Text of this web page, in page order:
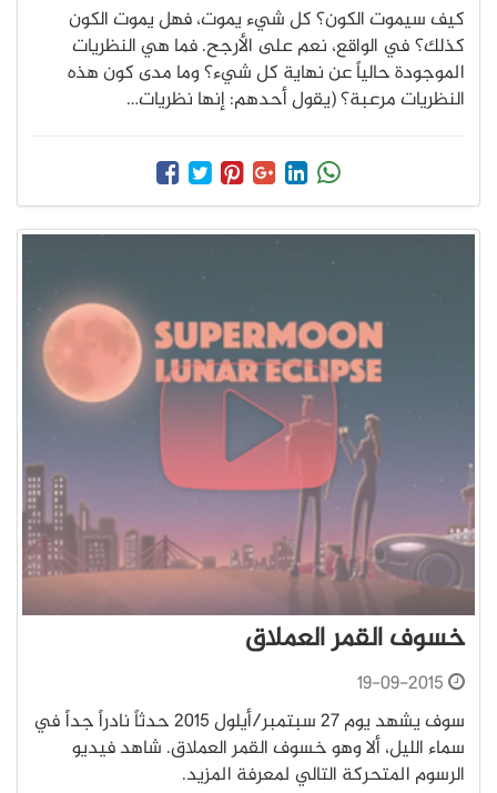
كيف سيموت الكون؟ كل شيء يموت، فهل يموت الكون
كذلك؟ في الواقع، نعم على الأرجح. فما هي النظريات
الموجودة حالياً عن نهاية كل شيء؟ وما مدى كون هذه
النظريات مرعبة؟ (يقول أحدهم: إنها نظريات…
خسوف القمر العملاق
19-09-2015
سوف يشهد يوم 27 سبتمبر/أيلول 2015 حدثاً نادراً جداً في
سماء الليل، ألا وهو خسوف القمر العملاق. شاهد فيديو
الرسوم المتحركة التالي لمعرفة المزيد.